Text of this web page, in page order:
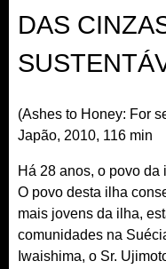
DAS
(Ashes to Honey: For
Japão, 2010, 116 min
Há 28 anos, o povo
O povo desta ilha
mais jovens da ilha,
comunidades na
Iwaishima, o Sr.